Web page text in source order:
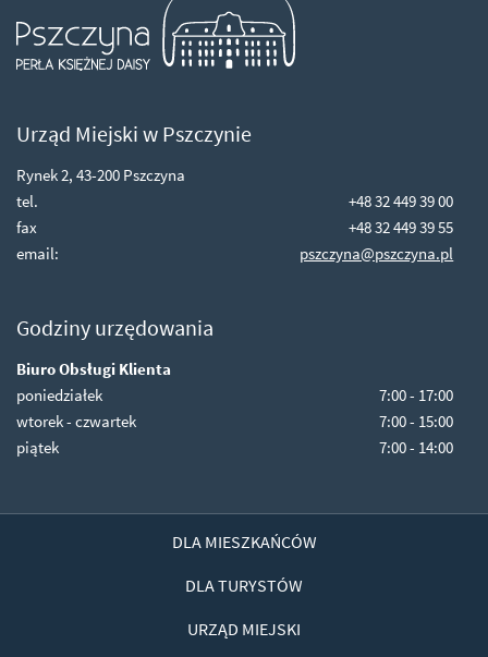
Urząd Miejski w Pszczynie
Rynek 2, 43-200 Pszczyna
tel.
+48 32 449 39 00
fax
+48 32 449 39 55
email:
pszczyna@pszczyna.pl
Godziny urzędowania
Biuro Obsługi Klienta
poniedziałek
7:00 - 17:00
wtorek - czwartek
7:00 - 15:00
piątek
7:00 - 14:00
DLA MIESZKAŃCÓW
DLA TURYSTÓW
URZĄD MIEJSKI